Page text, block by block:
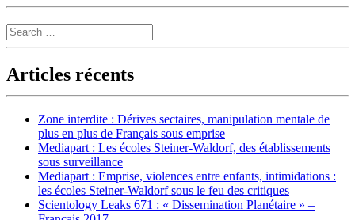
Search
Articles récents
Zone interdite : Dérives sectaires, manipulation mentale de
plus en plus de Français sous emprise
Mediapart : Les écoles Steiner-Waldorf, des établissements
sous surveillance
Mediapart : Emprise, violences entre enfants, intimidations :
les écoles Steiner-Waldorf sous le feu des critiques
Scientology Leaks 671 : « Dissemination Planétaire » –